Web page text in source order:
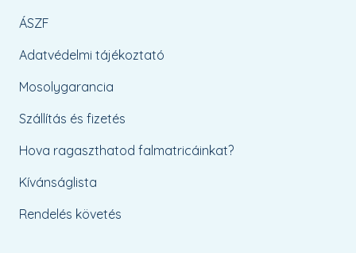
ÁSZF
Adatvédelmi tájékoztató
Mosolygarancia
Szállítás és fizetés
Hova ragaszthatod falmatricáinkat?
Kívánságlista
Rendelés követés